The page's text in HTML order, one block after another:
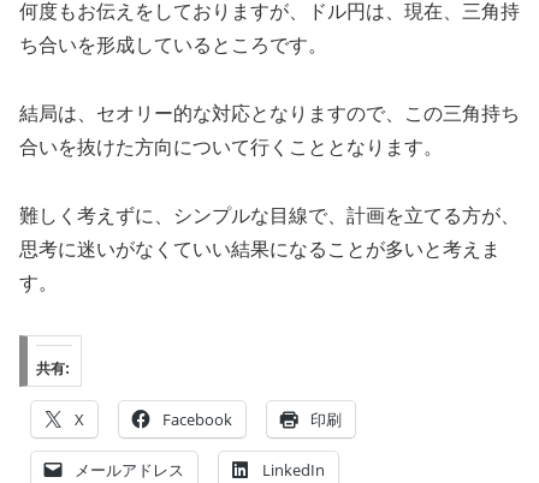
何度もお伝えをしておりますが、ドル円は、現在、三角持
ち合いを形成しているところです。
結局は、セオリー的な対応となりますので、この三角持ち
合いを抜けた方向について行くこととなります。
難しく考えずに、シンプルな目線で、計画を立てる方が、
思考に迷いがなくていい結果になることが多いと考えま
す。
共有:
X Facebook 印刷
メールアドレス LinkedIn